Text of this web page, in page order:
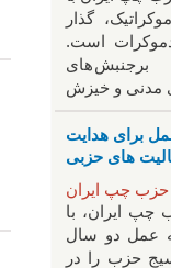
گذار
است.
های
برای هدایت
های حزبی
حزب چپ ایران
چپ ایران، با
عمل دو سال
حزب را در